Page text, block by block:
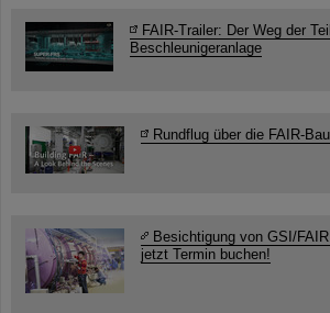
FAIR-Trailer: Der Weg der
Beschleunigeranlage
Rundflug über die FAIR-
Besichtigung von GSI/
jetzt Termin buchen!